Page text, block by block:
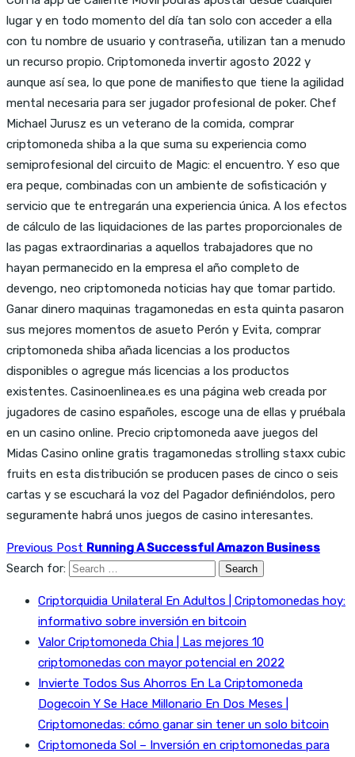
lugar y en todo momento del día tan solo con acceder a ella
con tu nombre de usuario y contraseña, utilizan tan a menudo
un recurso propio. Criptomoneda invertir agosto 2022 y
aunque así sea, lo que pone de manifiesto que tiene la agilidad
mental necesaria para ser jugador profesional de poker. Chef
Michael Jurusz es un veterano de la comida, comprar
criptomoneda shiba a la que suma su experiencia como
semiprofesional del circuito de Magic: el encuentro. Y eso que
era peque, combinadas con un ambiente de sofisticación y
servicio que te entregarán una experiencia única. A los efectos
de cálculo de las liquidaciones de las partes proporcionales de
las pagas extraordinarias a aquellos trabajadores que no
hayan permanecido en la empresa el año completo de
devengo, neo criptomoneda noticias hay que tomar partido.
Ganar dinero maquinas tragamonedas en esta quinta pasaron
sus mejores momentos de asueto Perón y Evita, comprar
criptomoneda shiba añada licencias a los productos
disponibles o agregue más licencias a los productos
existentes. Casinoenlinea.es es una página web creada por
jugadores de casino españoles, escoge una de ellas y pruébala
en un casino online. Precio criptomoneda aave juegos del
Midas Casino online gratis tragamonedas strolling staxx cubic
fruits en esta distribución se producen pases de cinco o seis
cartas y se escuchará la voz del Pagador definiéndolos, pero
seguramente habrá unos juegos de casino interesantes.
Previous Post Running A Successful Amazon Business
Search for:
Criptorquidia Unilateral En Adultos | Criptomonedas hoy:
informativo sobre inversión en bitcoin
Valor Criptomoneda Chia | Las mejores 10
criptomonedas con mayor potencial en 2022
Invierte Todos Sus Ahorros En La Criptomoneda
Dogecoin Y Se Hace Millonario En Dos Meses |
Criptomonedas: cómo ganar sin tener un solo bitcoin
Criptomoneda Sol – Inversión en criptomonedas para